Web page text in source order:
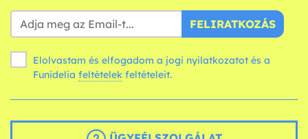
FELIRATKOZÁS
Elolvastam és elfogadom a jogi nyilatkozatot és a
Funidelia feltételek feltételeit.